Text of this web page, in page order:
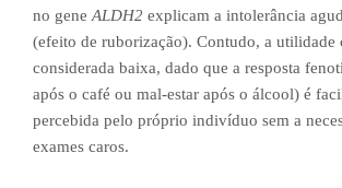
no gene ALDH2 explicam a intolerância
(efeito de ruborização). Contudo, a utilidade
considerada baixa, dado que a resposta
após o café ou mal-estar após o álcool) é
percebida pelo próprio indivíduo sem a
exames caros.